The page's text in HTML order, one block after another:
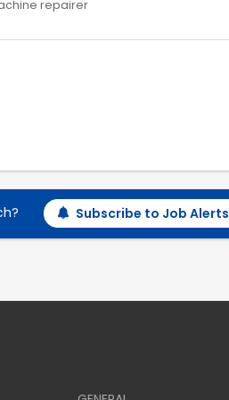
repairer
Subscribe to Job Alerts